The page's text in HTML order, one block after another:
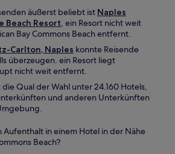
äußerst beliebt ist Naples
Beach Resort, ein Resort nicht weit
Bay Commons Beach entfernt.
Carlton, Naples konnte Reisende
überzeugen. ein Resort liegt
nicht weit entfernt.
die Qual der Wahl unter 24.160 Hotels,
und anderen Unterkünften
Aufenthalt in einem Hotel in der Nähe
Beach?